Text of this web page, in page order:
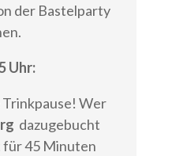
der Bastelparty
Uhr:
Wer
dazugebucht
für 45 Minuten